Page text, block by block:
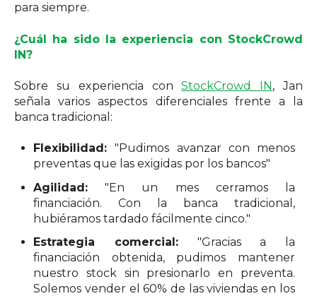
para siempre.
¿Cuál ha sido la experiencia con StockCrowd
IN?
Sobre su experiencia conStockCrowd IN, Jan
señala varios aspectos diferenciales frente a la
banca tradicional:
Flexibilidad:"Pudimos avanzar con menos
preventas que las exigidas por los bancos"
Agilidad: "En un mes cerramos la
financiación. Con la banca tradicional,
hubiéramos tardado fácilmente cinco."
Estrategia comercial:"Gracias a la
financiación obtenida, pudimos mantener
nuestro stock sin presionarlo en preventa.
Solemos vender el 60% de las viviendas en los